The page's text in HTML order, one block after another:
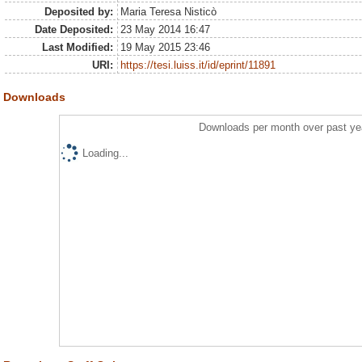
Deposited by:
Maria Teresa Nisticò
Date Deposited:
23 May 2014 16:47
Last Modified:
19 May 2015 23:46
URI:
https://tesi.luiss.it/id/eprint/11891
Downloads
Downloads per month over past
Loading...